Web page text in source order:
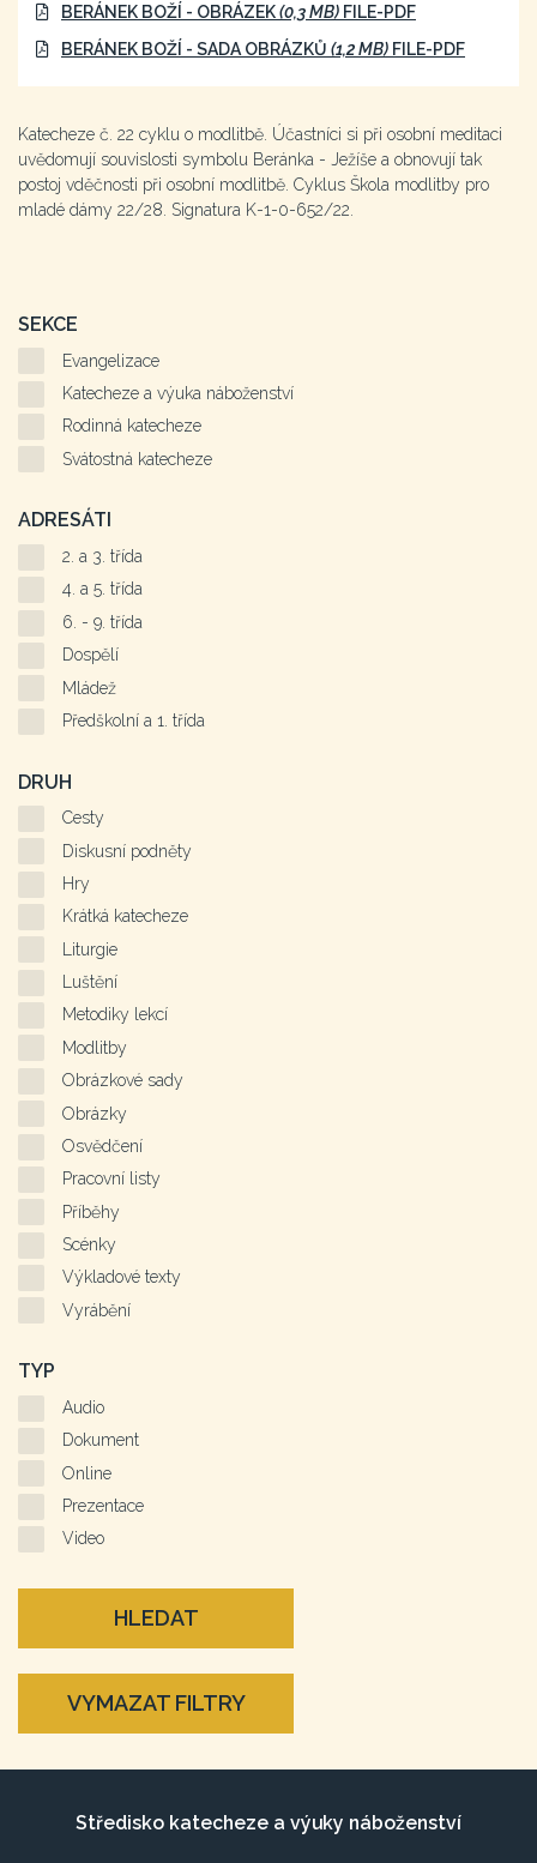
BERÁNEK BOŽÍ - OBRÁZEK(0,3 MB) FILE-PDF
BERÁNEK BOŽÍ - SADA OBRÁZKŮ (1,2 MB) FILE-PDF
Katecheze č. 22 cyklu o modlitbě. Účastníci si při osobní meditaci
uvědomují souvislosti symbolu Beránka - Ježíše a obnovují tak
postoj vděčnosti při osobní modlitbě. Cyklus Škola modlitby pro
mladé dámy 22/28. Signatura K-1-0-652/22.
SEKCE
Evangelizace
Katecheze a výuka náboženství
Rodinná katecheze
Svátostná katecheze
ADRESÁTI
2. a 3. třída
4. a 5. třída
6. - 9. třída
Dospělí
Mládež
Předškolní a 1. třída
DRUH
Cesty
Diskusní podněty
Hry
Krátká katecheze
Liturgie
Luštění
Metodiky lekcí
Modlitby
Obrázkové sady
Obrázky
Osvědčení
Pracovní listy
Příběhy
Scénky
Výkladové texty
Vyrábění
TYP
Audio
Dokument
Online
Prezentace
Video
HLEDAT
VYMAZAT FILTRY
Středisko katecheze a výuky náboženství